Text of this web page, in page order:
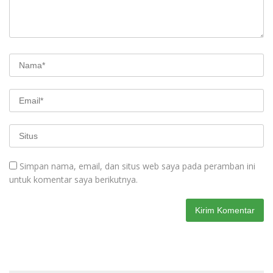
Simpan nama, email, dan situs web saya pada peramban ini
untuk komentar saya berikutnya.